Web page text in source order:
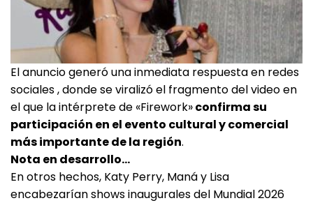
El anuncio generó una inmediata respuesta en redes
sociales , donde se viralizó el fragmento del video en
el que la intérprete de «Firework»confirma su
participación en el evento cultural y comercial
más importante de la región.
Nota en desarrollo…
En otros hechos, Katy Perry, Maná y Lisa
encabezarían shows inaugurales del Mundial 2026